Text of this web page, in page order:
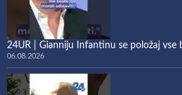
24UR | Gianniju Infantinu se položaj vse
06.08.2026